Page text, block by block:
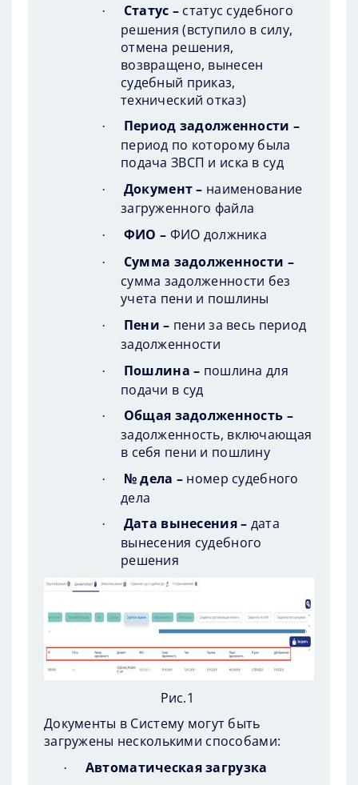
· Статус – статус судебного
решения (вступило в силу,
отмена решения,
возвращено, вынесен
судебный приказ,
технический отказ)
·
Период задолженности –
период по которому была
подача ЗВСП и иска в суд
· Документ – наименование
загруженного файла
· ФИО – ФИО должника
·
Сумма задолженности –
сумма задолженности без
учета пени и пошлины
· Пени – пени за весь период
задолженности
· Пошлина – пошлина для
подачи в суд
·
Общая задолженность –
задолженность, включающая
в себя пени и пошлину
· № дела – номер судебного
дела
· Дата вынесения – дата
вынесения судебного
решения
Рис.1
Документы в Систему могут быть
загружены несколькими способами:
·
Автоматическая загрузка